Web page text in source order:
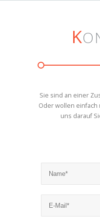
K
Sie sind an einer
Oder wollen einfach
uns darauf